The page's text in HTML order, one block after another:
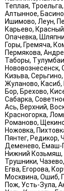
Теплая,
Алтынное,
Ишимово, Леун,
Карьево,
Опачевка,
Горы, Гремяча,
Пермякова,
Таборы,
Нововознесенск,
Кизьва,
Жуланово, Касиб,
Бор, Брехово,
Сабарка,
Ась, Верхний,
Красногорка,
Романово,
Ножовка,
Пянтег, Редикор,
Деменево, Емаш-
Нижний Козьмяш,
Трушники,
Егва, Егорова,
Москвина, Ошиб,
Пож, Усть-Зула,